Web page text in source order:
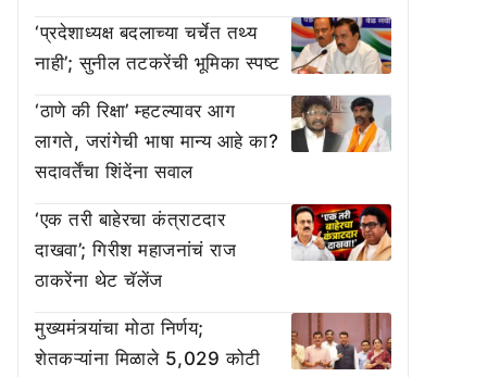
‘प्रदेशाध्यक्ष बदलाच्या चर्चेत तथ्य
नाही’; सुनील तटकरेंची भूमिका स्पष्ट
‘ठाणे की रिक्षा’ म्हटल्यावर आग
लागते, जरांगेची भाषा मान्य आहे का?
सदावर्तेंचा शिंदेंना सवाल
‘एक तरी बाहेरचा कंत्राटदार
दाखवा’; गिरीश महाजनांचं राज
ठाकरेंना थेट चॅलेंज
मुख्यमंत्र्यांचा मोठा निर्णय;
शेतकऱ्यांना मिळाले 5,029 कोटी